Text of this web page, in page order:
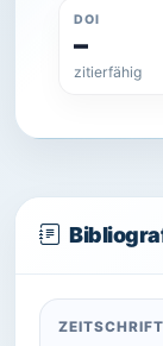
DOI
–
zitierfähig
ZEITSCHRIFT